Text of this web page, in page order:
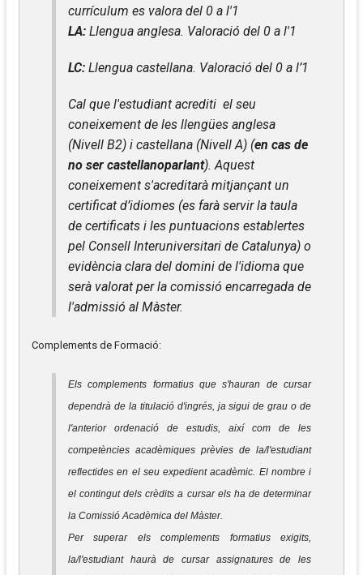
currículum es valora del 0 a l'1
LA: Llengua anglesa. Valoració del 0 a l'1
LC: Llengua castellana. Valoració del 0 a l’1
Cal que l'estudiant acrediti el seu
coneixement de les llengües anglesa
(Nivell B2) i castellana (Nivell A) (en cas de
no ser castellanoparlant). Aquest
coneixement s'acreditarà mitjançant un
certificat d’idiomes (es farà servir la taula
de certificats i les puntuacions establertes
pel Consell Interuniversitari de Catalunya) o
evidència clara del domini de l'idioma que
serà valorat per la comissió encarregada de
l'admissió al Màster.
Complements de Formació:
Els complements formatius que s'hauran de cursar
dependrà de la titulació d'ingrés, ja sigui de grau o de
l'anterior ordenació de estudis, així com de les
competències acadèmiques prèvies de la/l'estudiant
reflectides en el seu expedient acadèmic. El nombre i
el contingut dels crèdits a cursar els ha de determinar
la Comissió Acadèmica del Màster.
Per superar els complements formatius exigits,
la/l'estudiant haurà de cursar assignatures de les